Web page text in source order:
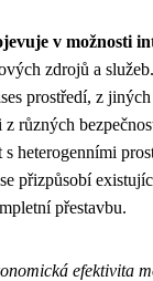
v možnosti
zdrojů a služeb.
prostředí, z jiných
různých
s heterogenními
přizpůsobí
přestavbu.
efektivita